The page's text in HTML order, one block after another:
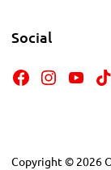
Social
Copyright © 2026